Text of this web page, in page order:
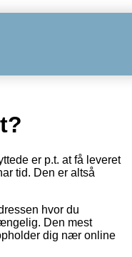
er p.t. at få leveret
tid. Den er altså
hvor du
Den mest
dig nær online